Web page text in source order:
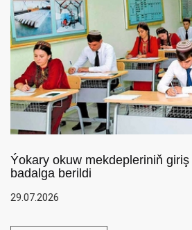
Ýokary okuw mekdepleriniň
badalga berildi
29.07.2026